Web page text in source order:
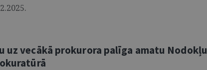
uz vecākā prokurora palīga amatu Nodokļu